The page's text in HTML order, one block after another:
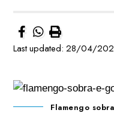
Last updated: 28/04/
Flamengo